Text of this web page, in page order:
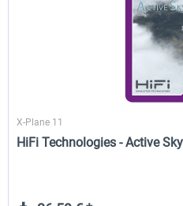
X-Plane 11
HiFi Technologies - Active